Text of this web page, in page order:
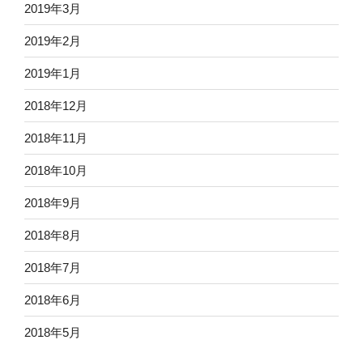
2019年3月
2019年2月
2019年1月
2018年12月
2018年11月
2018年10月
2018年9月
2018年8月
2018年7月
2018年6月
2018年5月